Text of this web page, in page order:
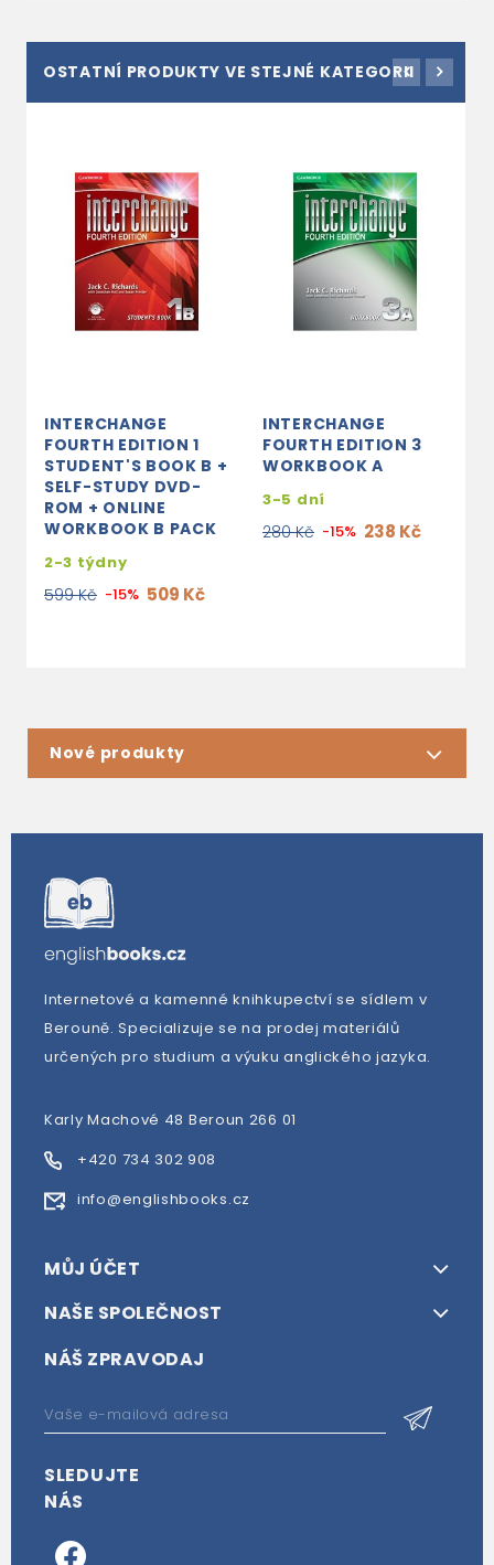
OSTATNÍ PRODUKTY VE STEJNÉ KATEGORII
INTERCHANGE
FOURTH EDITION 1
STUDENT'S BOOK B +
SELF-STUDY DVD-
ROM + ONLINE
WORKBOOK B PACK
2-3 týdny
599 Kč -15% 509 Kč
INTERCHANGE
FOURTH EDITION 3
WORKBOOK A
3-5 dní
280 Kč -15% 238 Kč
Nové produkty
Internetové a kamenné knihkupectví se sídlem v
Berouně. Specializuje se na prodej materiálů
určených pro studium a výuku anglického jazyka.
Karly Machové 48 Beroun 266 01
+420 734 302 908
info@englishbooks.cz
MŮJ ÚČET
NAŠE SPOLEČNOST
NÁŠ ZPRAVODAJ
SLEDUJTE
NÁS